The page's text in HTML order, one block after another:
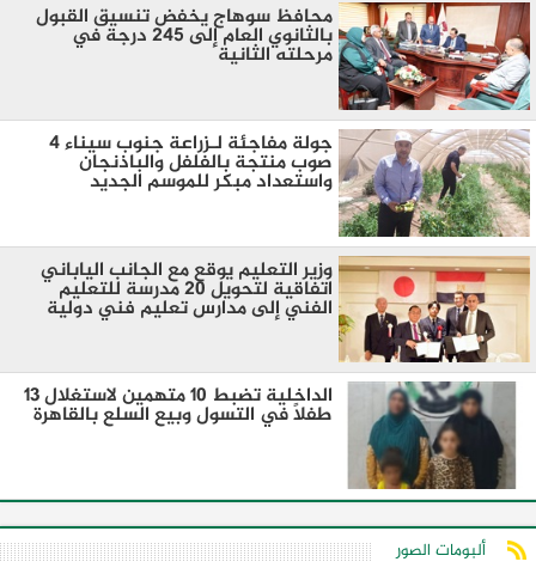
محافظ سوهاج يخفض تنسيق القبول
بالثانوي العام إلى 245 درجة في
مرحلته الثانية
جولة مفاجئة لـزراعة جنوب سيناء 4
صوب منتجة بالفلفل والباذنجان
واستعداد مبكر للموسم الجديد
وزير التعليم يوقع مع الجانب الياباني
اتفاقية لتحويل 20 مدرسة للتعليم
الفني إلى مدارس تعليم فني دولية
الداخلية تضبط 10 متهمين لاستغلال 13
طفلًا في التسول وبيع السلع بالقاهرة
ألبومات الصور